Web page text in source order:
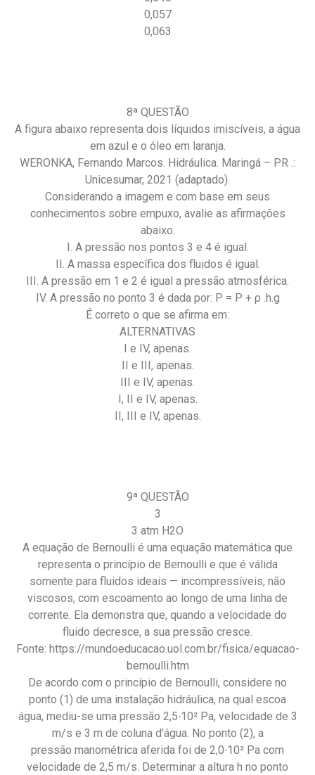
0,057
0,063
8ª QUESTÃO
A figura abaixo representa dois líquidos imiscíveis, a água
em azul e o óleo em laranja.
WERONKA, Fernando Marcos. Hidráulica. Maringá – PR .:
Unicesumar, 2021 (adaptado).
Considerando a imagem e com base em seus
conhecimentos sobre empuxo, avalie as afirmações
abaixo.
I. A pressão nos pontos 3 e 4 é igual.
II. A massa específica dos fluidos é igual.
III. A pressão em 1 e 2 é igual a pressão atmosférica.
IV. A pressão no ponto 3 é dada por: P = P + ρ .h.g
É correto o que se afirma em:
ALTERNATIVAS
I e IV, apenas.
II e III, apenas.
III e IV, apenas.
I, II e IV, apenas.
II, III e IV, apenas.
9ª QUESTÃO
3
3 atm H2O
A equação de Bernoulli é uma equação matemática que
representa o princípio de Bernoulli e que é válida
somente para fluidos ideais — incompressíveis, não
viscosos, com escoamento ao longo de uma linha de
corrente. Ela demonstra que, quando a velocidade do
fluido decresce, a sua pressão cresce.
Fonte: https://mundoeducacao.uol.com.br/fisica/equacao-
bernoulli.htm
De acordo com o princípio de Bernoulli, considere no
ponto (1) de uma instalação hidráulica, na qual escoa
água, mediu-se uma pressão 2,5∙10² Pa, velocidade de 3
m/s e 3 m de coluna d’água. No ponto (2), a
pressão manométrica aferida foi de 2,0∙10² Pa com
velocidade de 2,5 m/s. Determinar a altura h no ponto